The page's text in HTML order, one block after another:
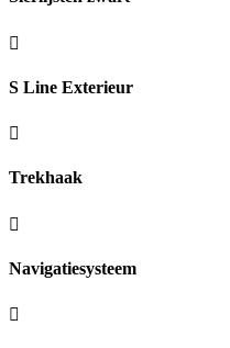
S Line Exterieur
Trekhaak
Navigatiesysteem